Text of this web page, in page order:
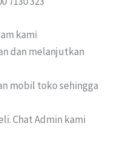
kami
dan melanjutkan
mobil toko sehingga
Chat Admin kami